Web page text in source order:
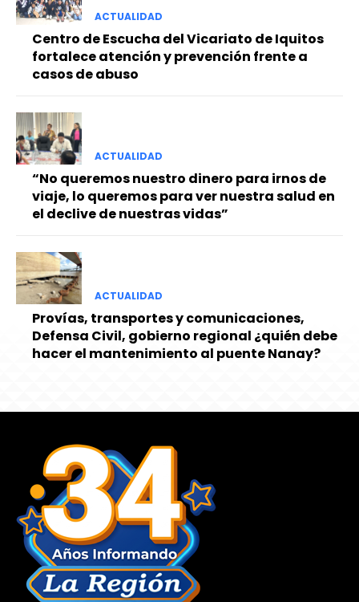
ACTUALIDAD
Centro de Escucha del Vicariato de Iquitos
fortalece atención y prevención frente a
casos de abuso
ACTUALIDAD
“No queremos nuestro dinero para irnos de
viaje, lo queremos para ver nuestra salud en
el declive de nuestras vidas”
ACTUALIDAD
Provías, transportes y comunicaciones,
Defensa Civil, gobierno regional ¿quién debe
hacer el mantenimiento al puente Nanay?